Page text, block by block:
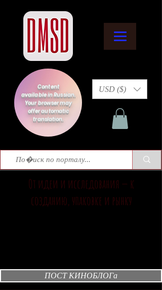
Content
available in Russian.
Your browser may
offer automatic
translation.
USD ($)
От идеи и исследования — к
созданию, упаковке и рынку
ПОСТ КИНОБЛОГа